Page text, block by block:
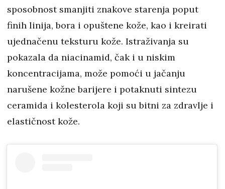
sposobnost smanjiti znakove starenja poput
finih linija, bora i opuštene kože, kao i kreirati
ujednačenu teksturu kože. Istraživanja su
pokazala da niacinamid, čak i u niskim
koncentracijama, može pomoći u jačanju
narušene kožne barijere i potaknuti sintezu
ceramida i kolesterola koji su bitni za zdravlje i
elastičnost kože.